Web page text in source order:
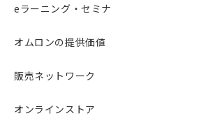
eラーニング・セミナ
オムロンの提供価値
販売ネットワーク
オンラインストア